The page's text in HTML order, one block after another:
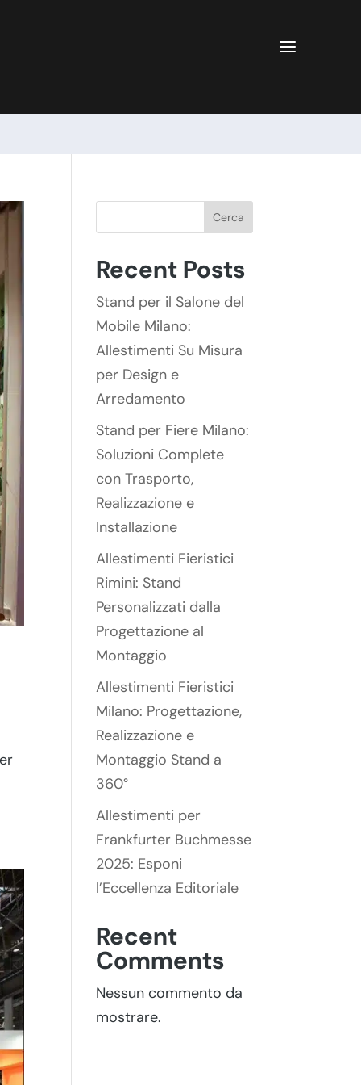
a
Cerca
Recent Posts
Stand per il Salone del
Mobile Milano:
Allestimenti Su Misura
per Design e
Arredamento
Stand per Fiere Milano:
Soluzioni Complete
con Trasporto,
Realizzazione e
Installazione
Allestimenti Fieristici
Rimini: Stand
Personalizzati dalla
Progettazione al
Montaggio
Allestimenti Fieristici
Milano: Progettazione,
Realizzazione e
Montaggio Stand a
360°
Allestimenti per
Frankfurter Buchmesse
2025: Esponi
l’Eccellenza Editoriale
Recent
Comments
Nessun commento da
mostrare.